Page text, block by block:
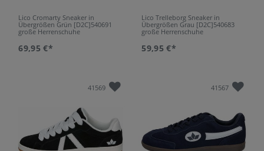
Lico Cromarty Sneaker in
Übergrößen Grün [D2C]540691
große Herrenschuhe
69,95 €*
Lico Trelleborg Sneaker in
Übergrößen Grau [D2C]540683
große Herrenschuhe
59,95 €*
41569 41567